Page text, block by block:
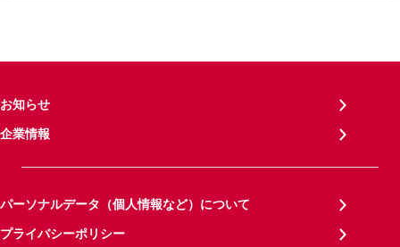
お知らせ
企業情報
パーソナルデータ（個人情報など）について
プライバシーポリシー